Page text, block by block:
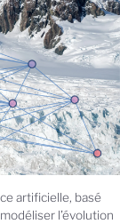
artificielle, basé
l’évolution